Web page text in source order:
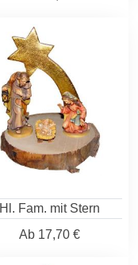
Hl. Fam. mit Stern
Ab17,70 €